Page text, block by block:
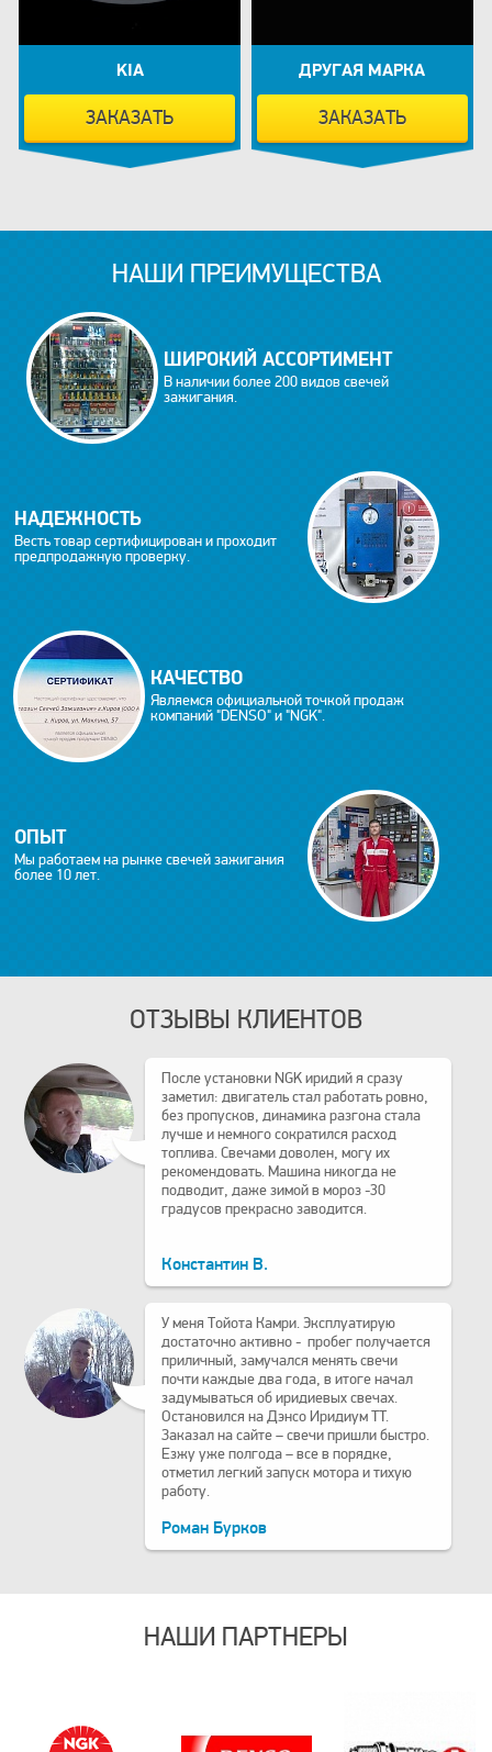
KIA
ЗАКАЗАТЬ
ДРУГАЯ МАРКА
ЗАКАЗАТЬ
НАШИ ПРЕИМУЩЕСТВА
ШИРОКИЙ АССОРТИМЕНТ
В наличии более 200 видов свечей
зажигания.
НАДЕЖНОСТЬ
Весть товар сертифицирован и проходит
предпродажную проверку.
КАЧЕСТВО
Являемся официальной точкой продаж
компаний "DENSO" и "NGK".
ОПЫТ
Мы работаем на рынке свечей зажигания
более 10 лет.
ОТЗЫВЫ КЛИЕНТОВ
После установки NGK иридий я сразу
заметил: двигатель стал работать ровно,
без пропусков, динамика разгона стала
лучше и немного сократился расход
топлива. Свечами доволен, могу их
рекомендовать. Машина никогда не
подводит, даже зимой в мороз -30
градусов прекрасно заводится.
Константин В.
У меня Тойота Камри. Эксплуатирую
достаточно активно - пробег получается
приличный, замучался менять свечи
почти каждые два года, в итоге начал
задумываться об иридиевых свечах.
Остановился на Дэнсо Иридиум TT.
Заказал на сайте – свечи пришли быстро.
Езжу уже полгода – все в порядке,
отметил легкий запуск мотора и тихую
работу.
Роман Бурков
НАШИ ПАРТНЕРЫ